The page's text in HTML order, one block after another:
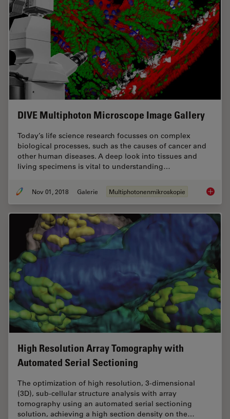
DIVE Multiphoton Microscope Image Gallery
Today’s life science research focusses on complex
biological processes, such as the causes of cancer and
other human diseases. A deep look into tissues and
living specimens is vital to understanding…
Nov 01, 2018 Galerie Multiphotonenmikroskopie DIVE
High Resolution Array Tomography with
Automated Serial Sectioning
The optimization of high resolution, 3-dimensional
(3D), sub-cellular structure analysis with array
tomography using an automated serial sectioning
solution, achieving a high section density on the…